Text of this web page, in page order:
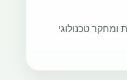
ומחקר טכנולוגי